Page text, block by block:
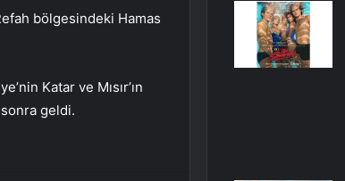
bölgesindeki Hamas
Katar ve Mısır’ın
geldi.